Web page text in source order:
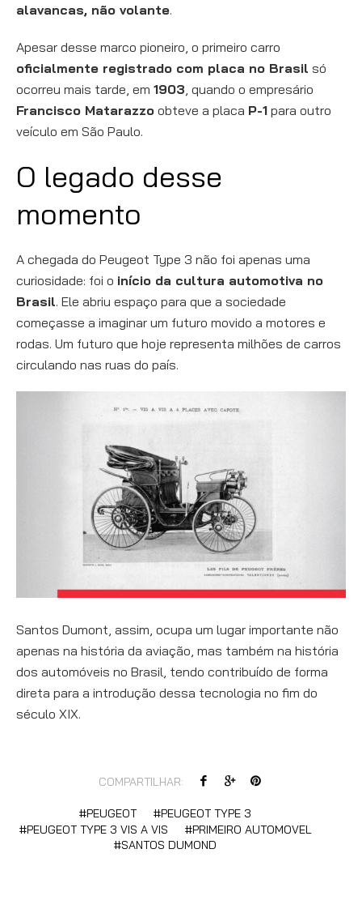
alavancas, não volante.
Apesar desse marco pioneiro, o primeiro carro
oficialmente registrado com placa no Brasil só
ocorreu mais tarde, em 1903, quando o empresário
Francisco Matarazzo obteve a placa P-1 para outro
veículo em São Paulo.
O legado desse
momento
A chegada do Peugeot Type 3 não foi apenas uma
curiosidade: foi o início da cultura automotiva no
Brasil. Ele abriu espaço para que a sociedade
começasse a imaginar um futuro movido a motores e
rodas. Um futuro que hoje representa milhões de carros
circulando nas ruas do país.
Santos Dumont, assim, ocupa um lugar importante não
apenas na história da aviação, mas também na história
dos automóveis no Brasil, tendo contribuído de forma
direta para a introdução dessa tecnologia no fim do
século XIX.
COMPARTILHAR:
PEUGEOT
PEUGEOT TYPE 3
PEUGEOT TYPE 3 VIS A VIS
PRIMEIRO AUTOMOVEL
SANTOS DUMOND